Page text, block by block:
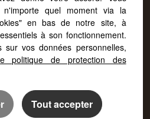
Logiciel immobilier Adapt Immo
Création site immobilier
Référencement site immobilier
quel moment via la
en bas de notre site, à
à son fonctionnement.
sur vos données personnelles,
politique de protection des
Tout accepter